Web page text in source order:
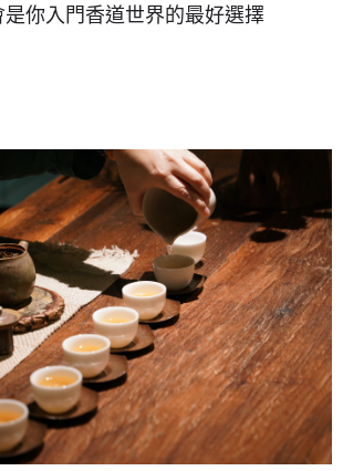
是你入門香道世界的最好選擇